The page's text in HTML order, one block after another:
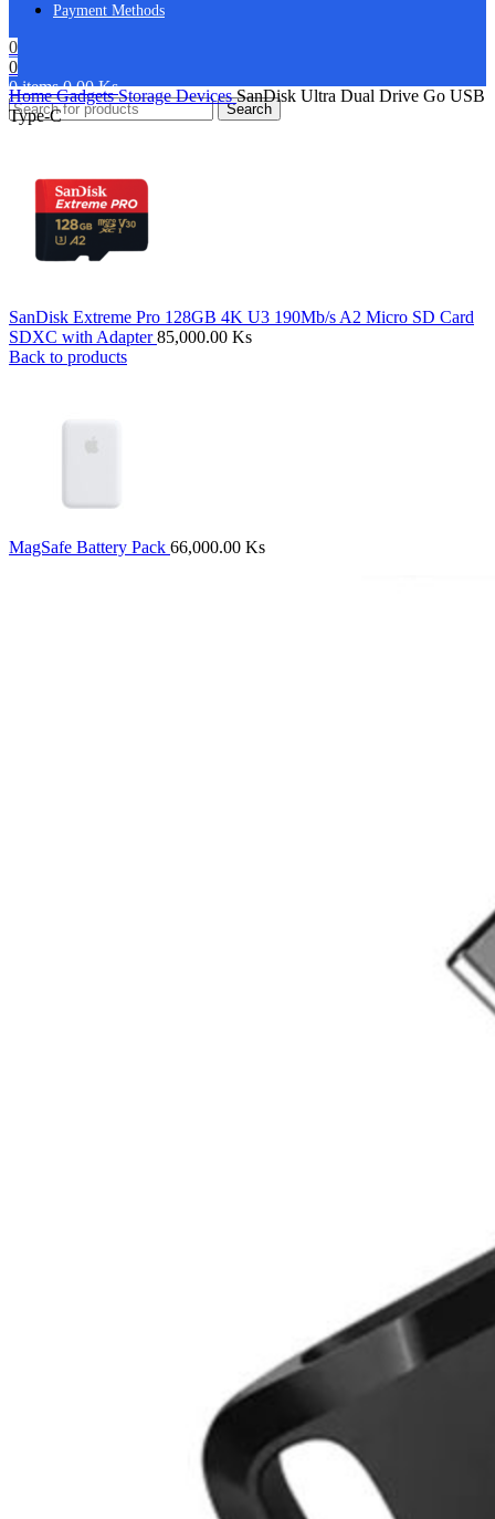
Payment Methods
0
0
0items 0.00Ks
Search
HomeGadgetsStorage DevicesSanDisk Ultra Dual Drive Go USB
Type-C
SanDisk Extreme Pro 128GB 4K U3 190Mb/s A2 Micro SD Card
SDXC with Adapter85,000.00 Ks
Back to products
MagSafe Battery Pack 66,000.00 Ks